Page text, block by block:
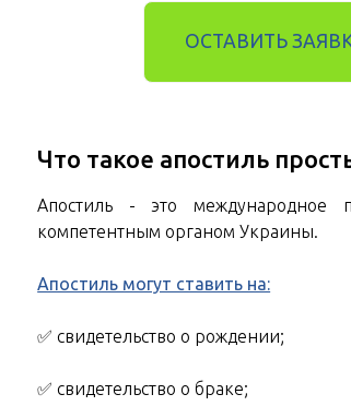
ОСТАВИТЬ
Что такое апостиль
Апостиль - это международное
компетентным органом Украины.
Апостиль могут ставить на:
✅ свидетельство о рождении;
✅ свидетельство о браке;